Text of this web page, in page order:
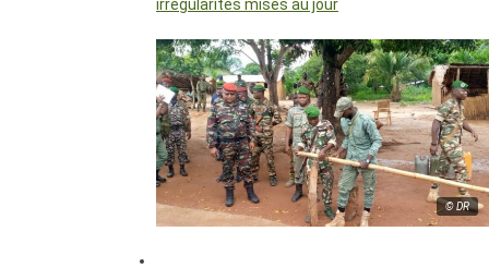
irrégularités mises au jour
© DR